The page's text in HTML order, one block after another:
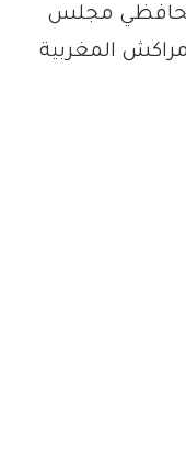
محافظي مجلس
الذي عقد يوم 10 ديسمبر 2025 بمدينة مراكش المغربية